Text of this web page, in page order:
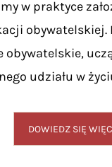
w praktyce
obywatelskiej.
udziału w
DOWIEDZ SIĘ